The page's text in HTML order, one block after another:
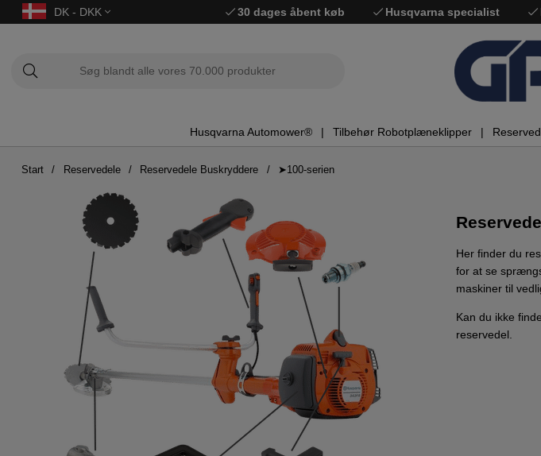
DK - DKK 30 dages åbent køb Husqvarna specialist
Husqvarna Automower® Tilbehør Robotplæneklipper
Start Reservedele Reservedele Buskryddere ➤100-serien
Her finder du
for at se
maskiner til
Kan du ikke
reservedel.